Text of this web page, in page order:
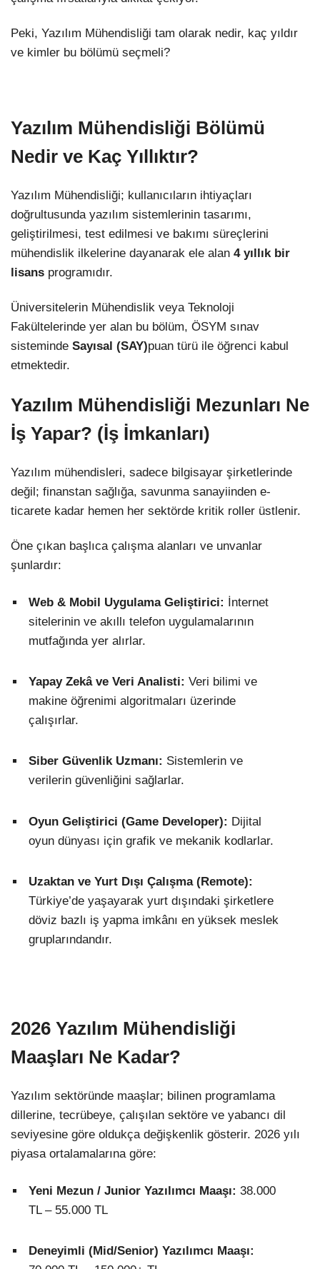
Peki, Yazılım Mühendisliği tam olarak nedir, kaç yıldır
ve kimler bu bölümü seçmeli?
Yazılım Mühendisliği Bölümü
Nedir ve Kaç Yıllıktır?
Yazılım Mühendisliği; kullanıcıların ihtiyaçları
doğrultusunda yazılım sistemlerinin tasarımı,
geliştirilmesi, test edilmesi ve bakımı süreçlerini
mühendislik ilkelerine dayanarak ele alan 4 yıllık bir
lisans programıdır.
Üniversitelerin Mühendislik veya Teknoloji
Fakültelerinde yer alan bu bölüm, ÖSYM sınav
sisteminde Sayısal (SAY)puan türü ile öğrenci kabul
etmektedir.
Yazılım Mühendisliği Mezunları Ne
İş Yapar? (İş İmkanları)
Yazılım mühendisleri, sadece bilgisayar şirketlerinde
değil; finanstan sağlığa, savunma sanayiinden e-
ticarete kadar hemen her sektörde kritik roller üstlenir.
Öne çıkan başlıca çalışma alanları ve unvanlar
şunlardır:
Web & Mobil Uygulama Geliştirici:
İnternet
sitelerinin ve akıllı telefon uygulamalarının
mutfağında yer alırlar.
Yapay Zekâ ve Veri Analisti: Veri bilimi ve
makine öğrenimi algoritmaları üzerinde
çalışırlar.
Siber Güvenlik Uzmanı: Sistemlerin ve
verilerin güvenliğini sağlarlar.
Oyun Geliştirici (Game Developer): Dijital
oyun dünyası için grafik ve mekanik kodlarlar.
Uzaktan ve Yurt Dışı Çalışma (Remote):
Türkiye’de yaşayarak yurt dışındaki şirketlere
döviz bazlı iş yapma imkânı en yüksek meslek
gruplarındandır.
2026 Yazılım Mühendisliği
Maaşları Ne Kadar?
Yazılım sektöründe maaşlar; bilinen programlama
dillerine, tecrübeye, çalışılan sektöre ve yabancı dil
seviyesine göre oldukça değişkenlik gösterir. 2026 yılı
piyasa ortalamalarına göre:
Yeni Mezun / Junior Yazılımcı Maaşı: 38.000
TL – 55.000 TL
Deneyimli (Mid/Senior) Yazılımcı Maaşı: